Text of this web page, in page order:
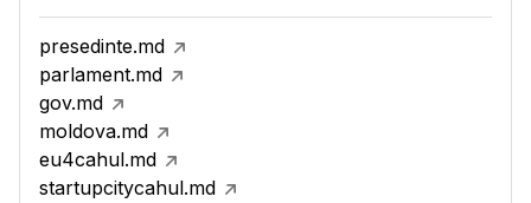
presedinte.md
parlament.md
gov.md
moldova.md
eu4cahul.md
startupcitycahul.md